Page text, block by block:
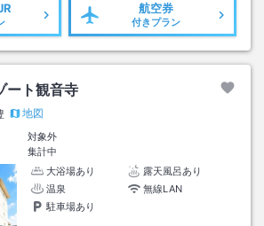
航空券
付きプラン
ート観音寺
地図
対象外
集計中
大浴場あり
露天風呂あり
温泉
無線LAN
駐車場あり